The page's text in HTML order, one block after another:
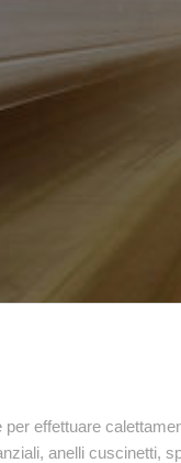
effettuare
anelli cuscinetti,